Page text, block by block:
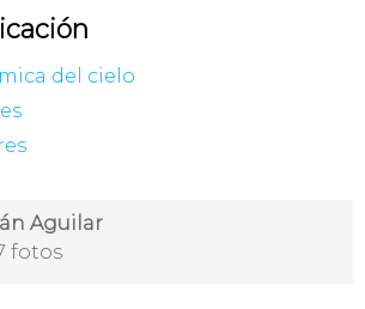
del cielo
Aguilar
fotos